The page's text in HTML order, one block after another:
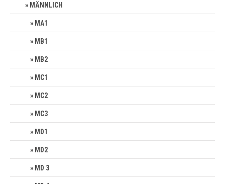
MÄNNLICH
MA1
MB1
MB2
MC1
MC2
MC3
MD1
MD2
MD 3